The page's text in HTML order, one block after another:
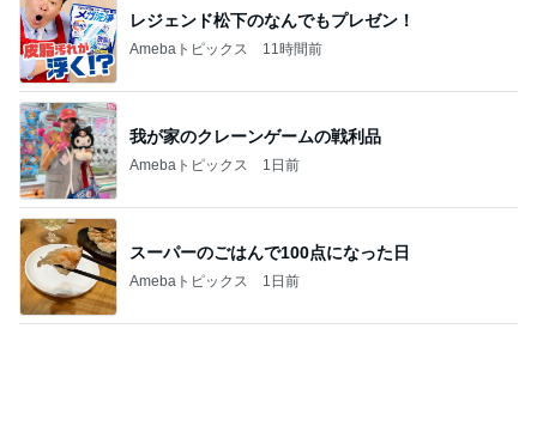
我が家のクレーンゲームの戦利品
Amebaトピックス 1日前
スーパーのごはんで100点になった日
Amebaトピックス 1日前
堀ちえみの夫 検診前に歴史ある牛丼
Amebaトピックス 1日前